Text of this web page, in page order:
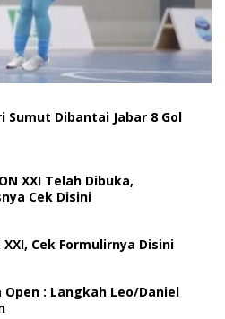
Sumut Dibantai Jabar 8 Gol
XXI Telah Dibuka,
Cek Disini
Cek Formulirnya Disini
Open : Langkah Leo/Daniel